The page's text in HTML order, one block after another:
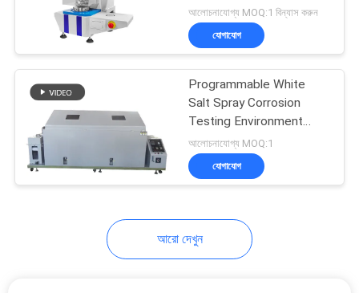
আইপি টেস্ট যন্ত্রপাতি
জারা টেস্ট চেম্বার
আলোচনাযোগ্য MOQ:1 বিন্যাস করুন
যোগাযোগ
Programmable White
Salt Spray Corrosion
Testing Environment
Test Chamber
আলোচনাযোগ্য MOQ:1
যোগাযোগ
আরো দেখুন